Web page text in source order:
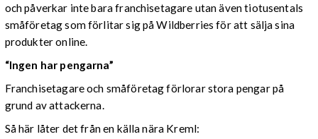
och påverkar inte bara franchisetagare utan även tiotusentals
småföretag som förlitar sig på Wildberries för att sälja sina
produkter online.
“Ingen har pengarna”
Franchisetagare och småföretag förlorar stora pengar på
grund av attackerna.
Så här låter det från en källa nära Kreml: